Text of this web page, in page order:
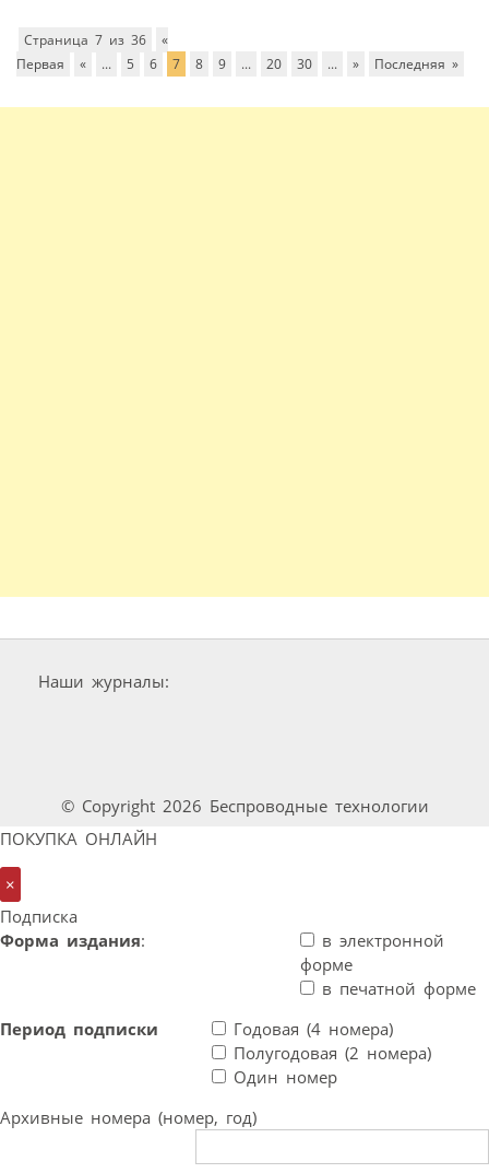
Страница 7 из 36
«
Первая
« ... 5 6 7 8 9 ... 20 30 ... » Последняя »
Наши журналы:
© Copyright 2026 Беспроводные технологии
ПОКУПКА ОНЛАЙН
×
Подписка
Форма издания:
в электронной
форме
в печатной форме
Период подписки
Годовая (4 номера)
Полугодовая (2 номера)
Один номер
Архивные номера (номер, год)